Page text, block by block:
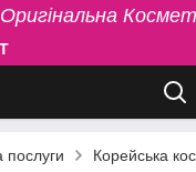
Оригінальна
послуги Корейська